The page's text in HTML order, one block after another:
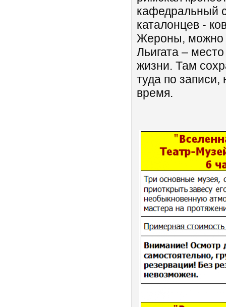
кафедральный
каталонцев -
Жероны, можно
Льигата –
жизни. Там
туда по записи,
время.